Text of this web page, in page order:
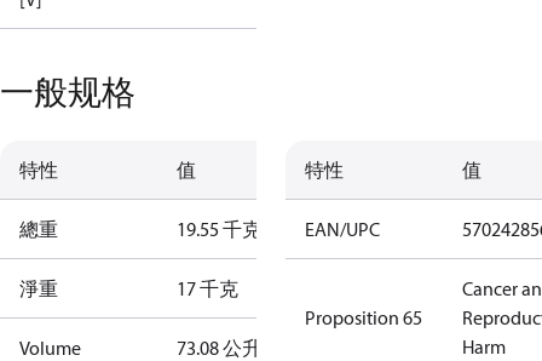
一般规格
特性 值
總重 19.55 千克
淨重 17 千克
Volume 73.08 公升
特性 值
EAN/UPC
Proposition 65
Cancer
Harm